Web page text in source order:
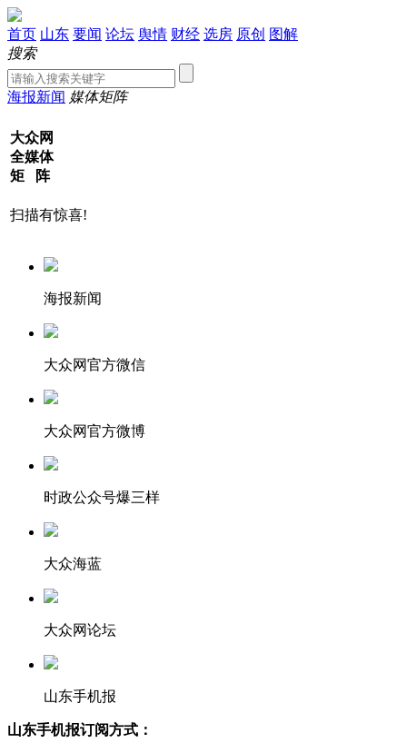
首页 山东 要闻 论坛 舆情 财经 选房 原创 图解
搜索
海报新闻 媒体矩阵
大众网
全媒体
矩 阵
扫描有惊喜!
海报新闻
大众网官方微信
大众网官方微博
时政公众号爆三样
大众海蓝
大众网论坛
山东手机报
山东手机报订阅方式：